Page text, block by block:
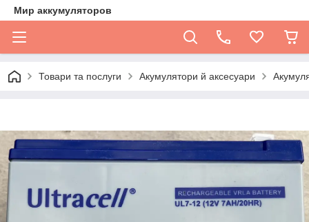
Мир аккумуляторов
Товари та послуги Акумулятори й аксесуари